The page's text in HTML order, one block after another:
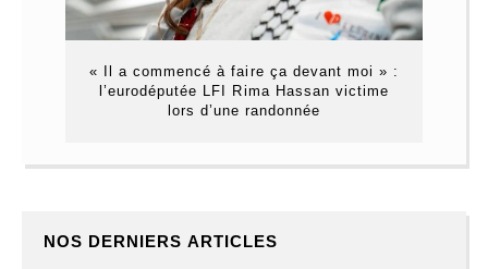
« Il a commencé à faire ça devant moi » :
l’eurodéputée LFI Rima Hassan victime
lors d’une randonnée
NOS DERNIERS ARTICLES